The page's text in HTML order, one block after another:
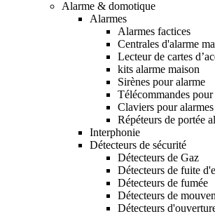
Alarme & domotique
Alarmes
Alarmes factices
Centrales d'alarme
Lecteur de cartes
kits alarme maison
Sirènes pour alarme
Télécommandes pour
Claviers pour alarmes
Répéteurs de portée
Interphonie
Détecteurs de sécurité
Détecteurs de Gaz
Détecteurs de fuite
Détecteurs de fumée
Détecteurs de
Détecteurs